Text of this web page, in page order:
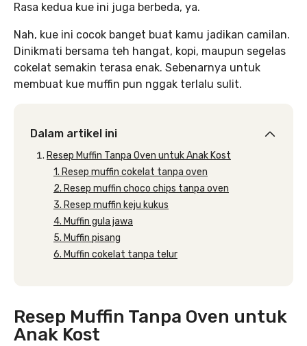
Rasa kedua kue ini juga berbeda, ya.
Nah, kue ini cocok banget buat kamu jadikan camilan.
Dinikmati bersama teh hangat, kopi, maupun segelas
cokelat semakin terasa enak. Sebenarnya untuk
membuat kue muffin pun nggak terlalu sulit.
Dalam artikel ini
Resep Muffin Tanpa Oven untuk Anak Kost
1. Resep muffin cokelat tanpa oven
2. Resep muffin choco chips tanpa oven
3. Resep muffin keju kukus
4. Muffin gula jawa
5. Muffin pisang
6. Muffin cokelat tanpa telur
Resep Muffin Tanpa Oven untuk
Anak Kost